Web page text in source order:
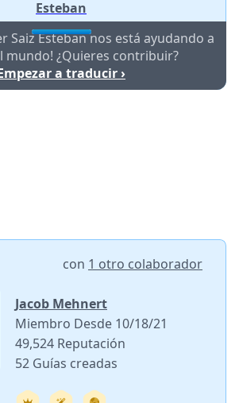
Esteban
Saiz Esteban nos está ayudando a
mundo! ¿Quieres contribuir?
a traducir ›
con 1 otro colaborador
Jacob Mehnert
Miembro Desde 10/18/21
49,524 Reputación
52 Guías creadas